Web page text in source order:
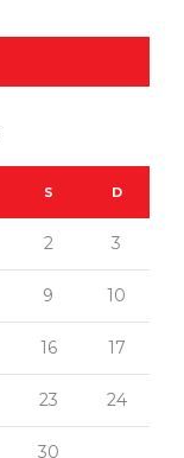
S D
2 3
9 10
16 17
23 24
30